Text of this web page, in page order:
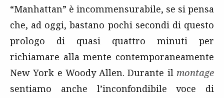
“Manhattan” è incommensurabile, se si pensa
che, ad oggi, bastano pochi secondi di questo
prologo di quasi quattro minuti per
richiamare alla mente contemporaneamente
New York e Woody Allen. Durante il montage
sentiamo anche l’inconfondibile voce di